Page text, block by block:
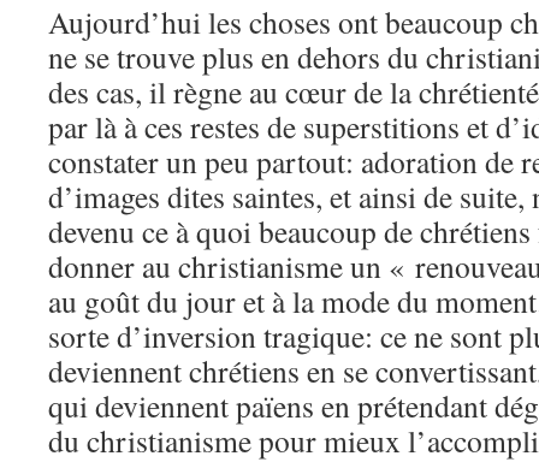
Aujourd’hui les choses ont beaucoup
ne se trouve plus en dehors du
des cas, il règne au cœur de la
par là à ces restes de superstitions et
constater un peu partout: adoration de
d’images dites saintes, et ainsi de
devenu ce à quoi beaucoup de
donner au christianisme un «
au goût du jour et à la mode du
sorte d’inversion tragique: ce ne sont
deviennent chrétiens en se
qui deviennent païens en prétendant
du christianisme pour mieux